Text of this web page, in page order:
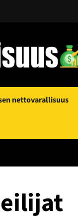
nettovarallisuus